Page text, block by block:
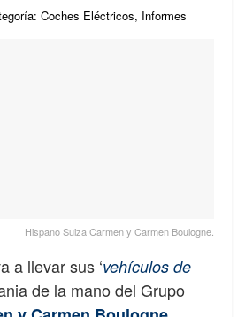
Coches Eléctricos, Informes
Hispano Suiza Carmen y Carmen Boulogne.
a llevar sus ‘vehículos de
de la mano del Grupo